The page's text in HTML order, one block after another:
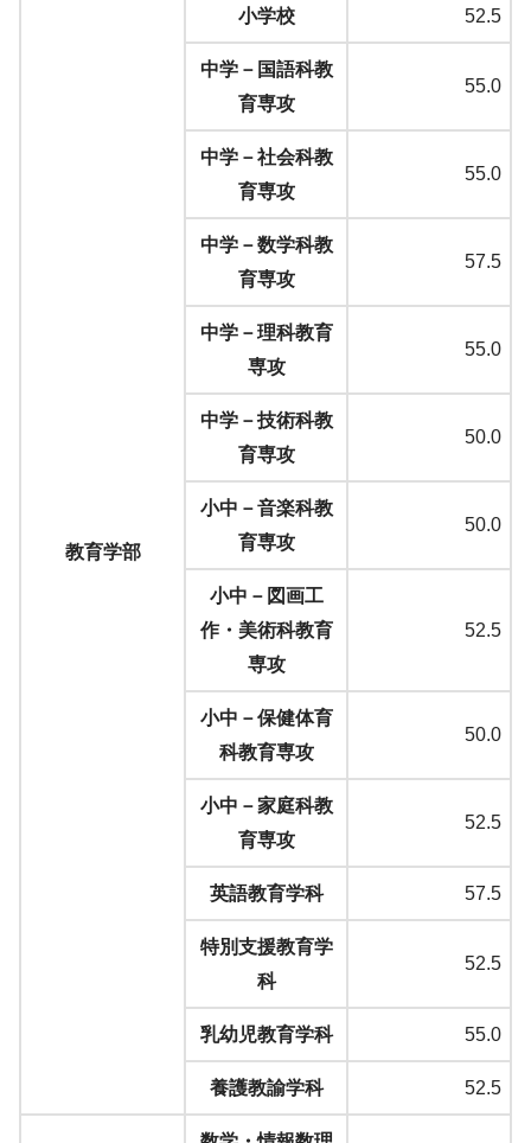
教育学部
小学校 52.5
中学－国語科教
育専攻
55.0
中学－社会科教
育専攻
55.0
中学－数学科教
育専攻
57.5
中学－理科教育
専攻
55.0
中学－技術科教
育専攻
50.0
小中－音楽科教
育専攻
50.0
小中－図画工
作・美術科教育
専攻
52.5
小中－保健体育
科教育専攻
50.0
小中－家庭科教
育専攻
52.5
英語教育学科 57.5
特別支援教育学
科
52.5
乳幼児教育学科 55.0
養護教諭学科 52.5